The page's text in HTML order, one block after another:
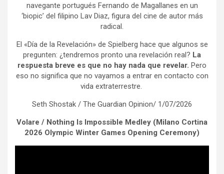
navegante portugués Fernando de Magallanes en un
‘biopic’ del filipino Lav Diaz, figura del cine de autor más
radical.
El «Día de la Revelación» de Spielberg hace que algunos se
pregunten: ¿tendremos pronto una revelación real? La
respuesta breve es que no hay nada que revelar. Pero
eso no significa que no vayamos a entrar en contacto con
vida extraterrestre.
Seth Shostak / The Guardian Opinion/ 1/07/2026
Volare / Nothing Is Impossible Medley (Milano Cortina
2026 Olympic Winter Games Opening Ceremony)